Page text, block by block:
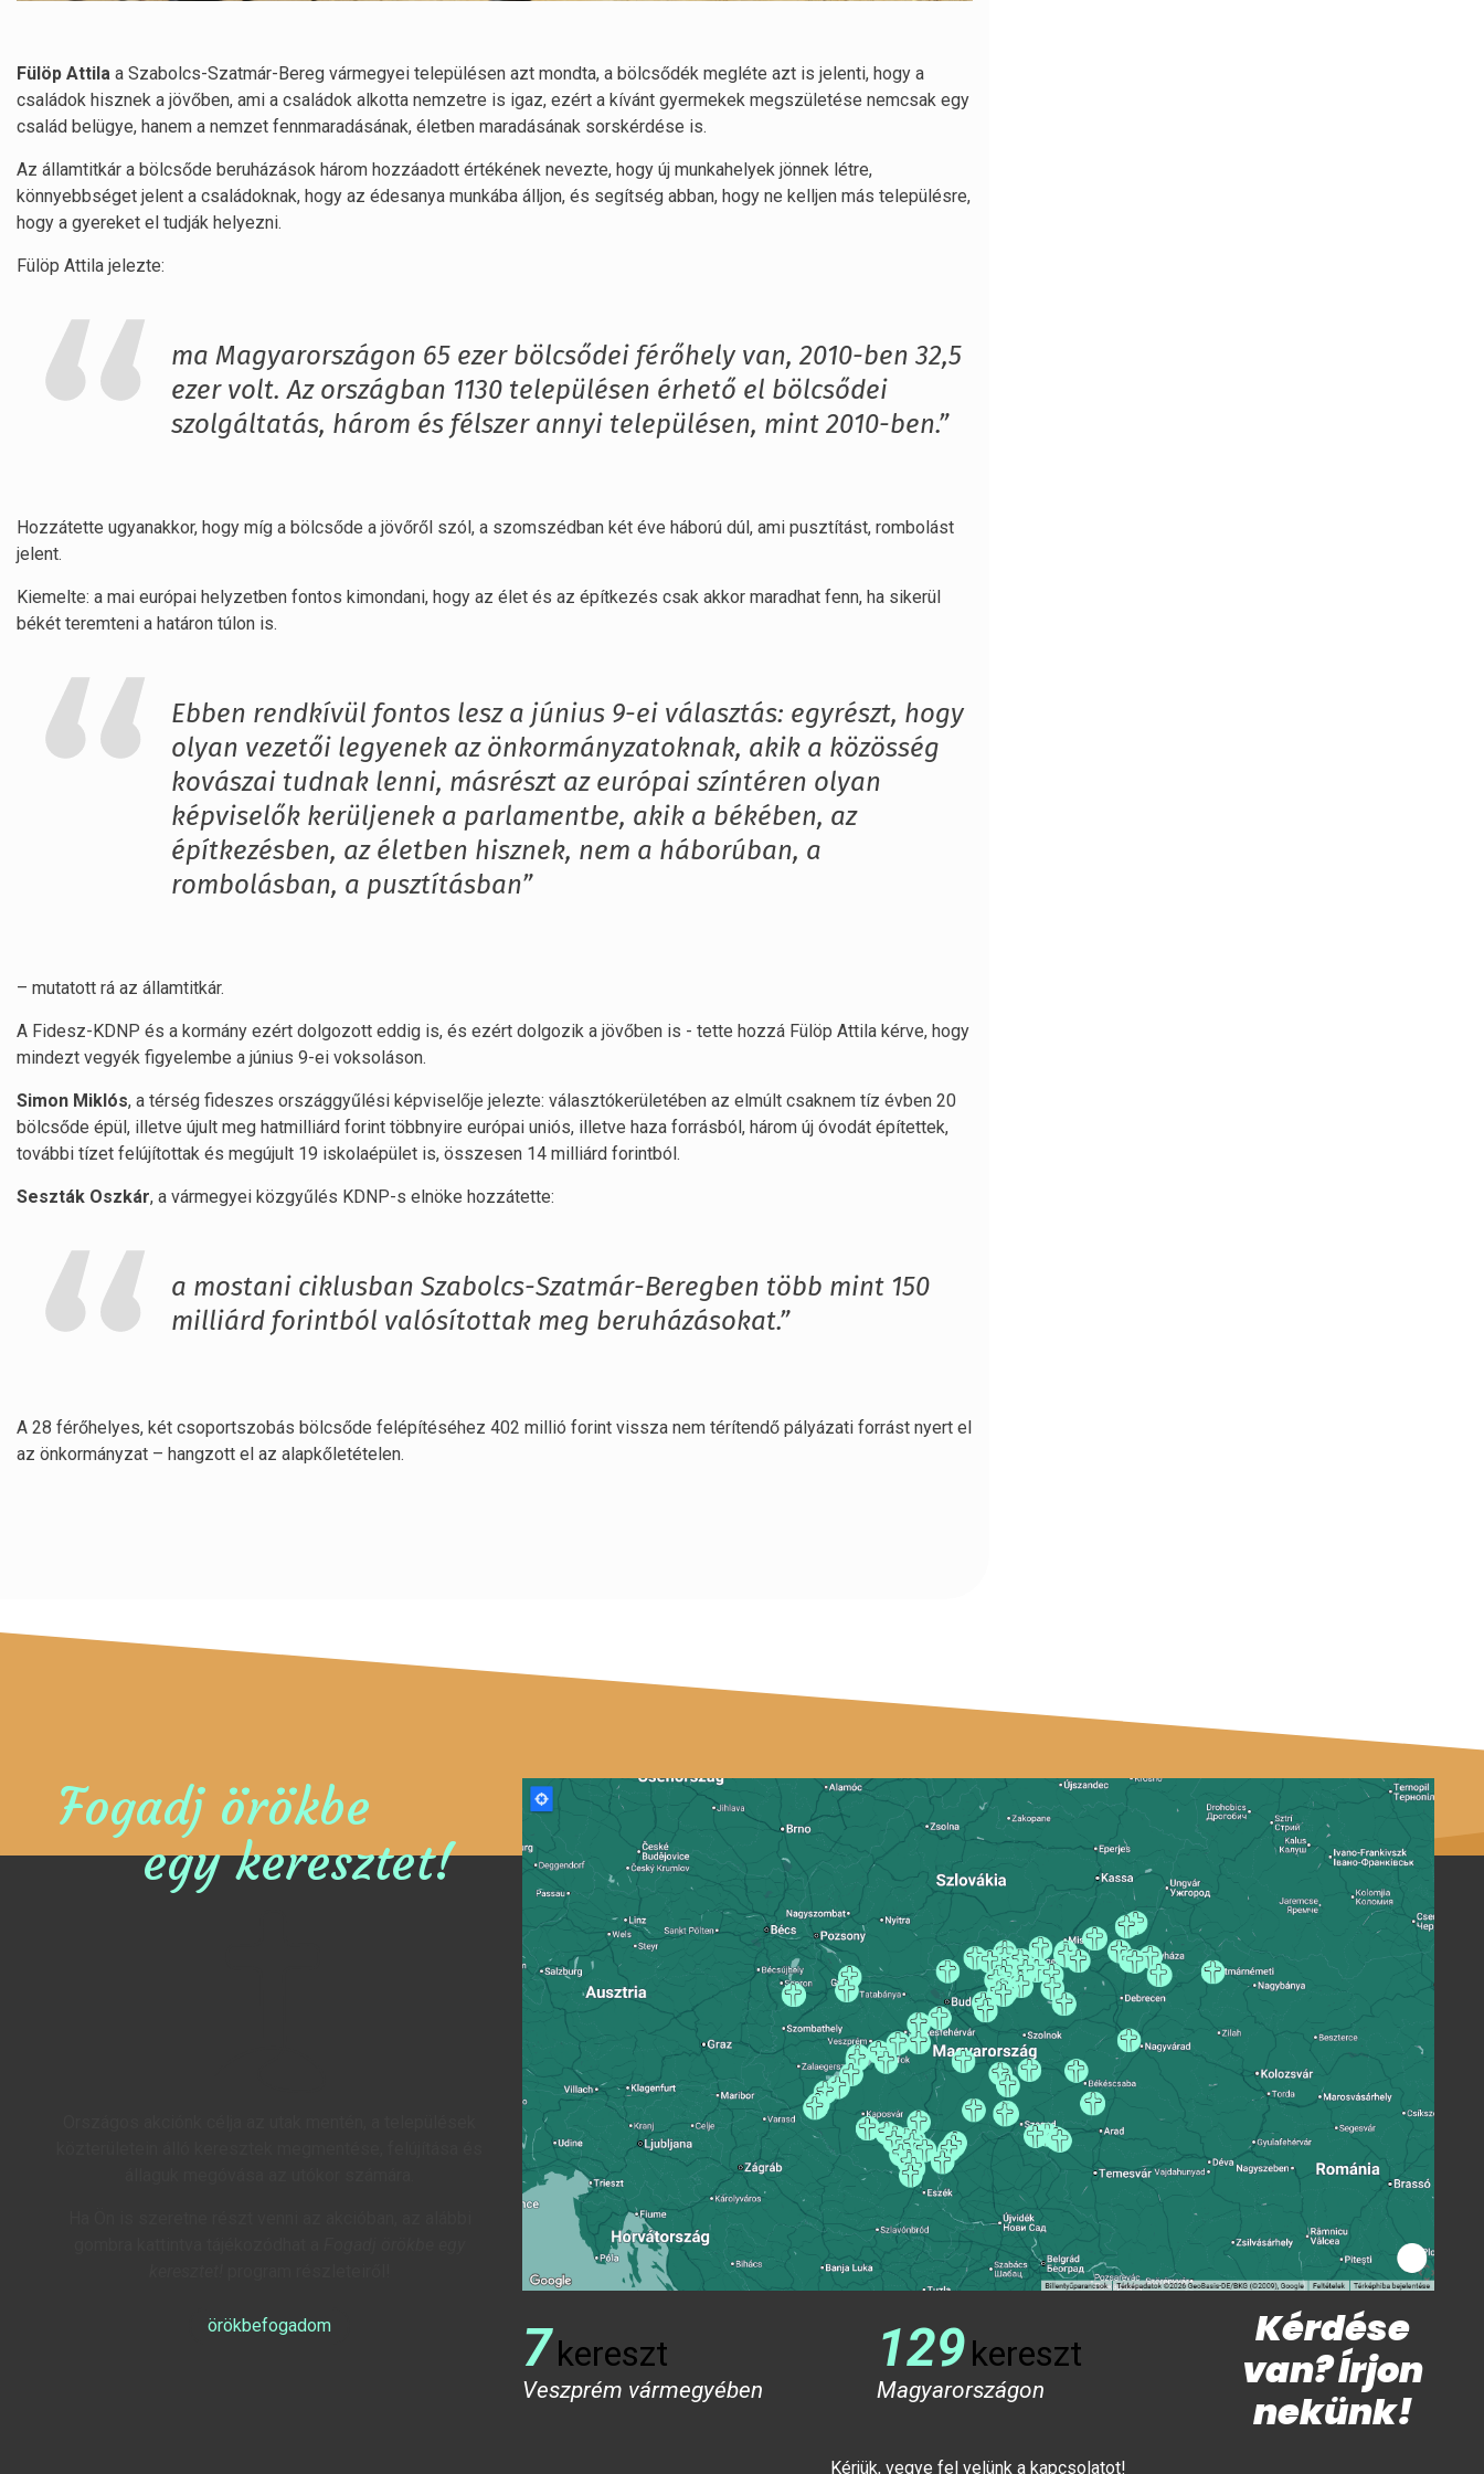
Fülöp Attila a Szabolcs-Szatmár-Bereg vármegyei településen azt mondta, a bölcsődék megléte azt is jelenti, hogy a
családok hisznek a jövőben, ami a családok alkotta nemzetre is igaz, ezért a kívánt gyermekek megszületése nemcsak egy
család belügye, hanem a nemzet fennmaradásának, életben maradásának sorskérdése is.
Az államtitkár a bölcsőde beruházások három hozzáadott értékének nevezte, hogy új munkahelyek jönnek létre,
könnyebbséget jelent a családoknak, hogy az édesanya munkába álljon, és segítség abban, hogy ne kelljen más településre,
hogy a gyereket el tudják helyezni.
Fülöp Attila jelezte:
ma Magyarországon 65 ezer bölcsődei férőhely van, 2010-ben 32,5
ezer volt. Az országban 1130 településen érhető el bölcsődei
szolgáltatás, három és félszer annyi településen, mint 2010-ben.”
Hozzátette ugyanakkor, hogy míg a bölcsőde a jövőről szól, a szomszédban két éve háború dúl, ami pusztítást, rombolást
jelent.
Kiemelte: a mai európai helyzetben fontos kimondani, hogy az élet és az építkezés csak akkor maradhat fenn, ha sikerül
békét teremteni a határon túlon is.
Ebben rendkívül fontos lesz a június 9-ei választás: egyrészt, hogy
olyan vezetői legyenek az önkormányzatoknak, akik a közösség
kovászai tudnak lenni, másrészt az európai színtéren olyan
képviselők kerüljenek a parlamentbe, akik a békében, az
építkezésben, az életben hisznek, nem a háborúban, a
rombolásban, a pusztításban”
– mutatott rá az államtitkár.
A Fidesz-KDNP és a kormány ezért dolgozott eddig is, és ezért dolgozik a jövőben is - tette hozzá Fülöp Attila kérve, hogy
mindezt vegyék figyelembe a június 9-ei voksoláson.
Simon Miklós, a térség fideszes országgyűlési képviselője jelezte: választókerületében az elmúlt csaknem tíz évben 20
bölcsőde épül, illetve újult meg hatmilliárd forint többnyire európai uniós, illetve haza forrásból, három új óvodát építettek,
további tízet felújítottak és megújult 19 iskolaépület is, összesen 14 milliárd forintból.
Seszták Oszkár, a vármegyei közgyűlés KDNP-s elnöke hozzátette:
a mostani ciklusban Szabolcs-Szatmár-Beregben több mint 150
milliárd forintból valósítottak meg beruházásokat.”
A 28 férőhelyes, két csoportszobás bölcsőde felépítéséhez 402 millió forint vissza nem térítendő pályázati forrást nyert el
az önkormányzat – hangzott el az alapkőletételen.
Fogadj örökbe
egy keresztet!
örökbefogadom 7kereszt
Veszprém vármegyében
129kereszt
Magyarországon
Kérdése
van? Írjon
nekünk!
Kérjük, vegye fel velünk a kapcsolatot!